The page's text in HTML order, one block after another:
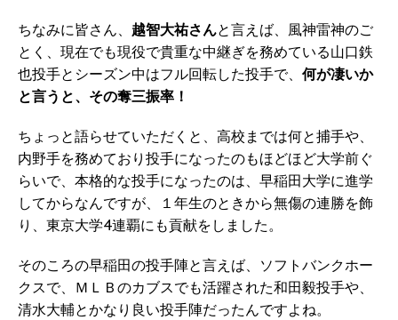
ちなみに皆さん、 越智大祐さんと言えば、風神雷神のご
とく、現在でも現役で貴重な中継ぎを務めている山口鉄
也投手とシーズン中はフル回転した投手で、 何が凄いか
と言うと、その奪三振率！
ちょっと語らせていただくと、高校までは何と捕手や、
内野手を務めており投手になったのもほどほど大学前ぐ
らいで、本格的な投手になったのは、早稲田大学に進学
してからなんですが、１年生のときから無傷の連勝を飾
り、東京大学4連覇にも貢献をしました。
そのころの早稲田の投手陣と言えば、ソフトバンクホー
クスで、ＭＬＢのカブスでも活躍された和田毅投手や、
清水大輔とかなり良い投手陣だったんですよね。